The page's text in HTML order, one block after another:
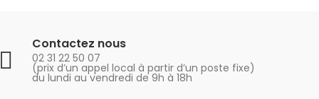
Contactez nous
02 31 22 50 07
(prix d’un appel local à partir d’un poste fixe)
du lundi au vendredi de 9h à 18h